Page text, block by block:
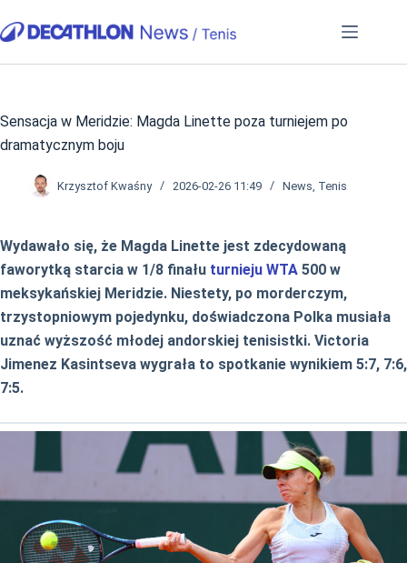
do
Sensacja w Meridzie: Magda Linette poza turniejem po
dramatycznym boju
Krzysztof Kwaśny 2026-02-26 11:49 News Tenis
Wydawało się, że Magda Linette jest zdecydowaną
faworytką starcia w 1/8 finału turnieju WTA 500 w
meksykańskiej Meridzie. Niestety, po morderczym,
trzystopniowym pojedynku, doświadczona Polka musiała
uznać wyższość młodej andorskiej tenisistki. Victoria
Jimenez Kasintseva wygrała to spotkanie wynikiem 5:7, 7:6,
7:5.